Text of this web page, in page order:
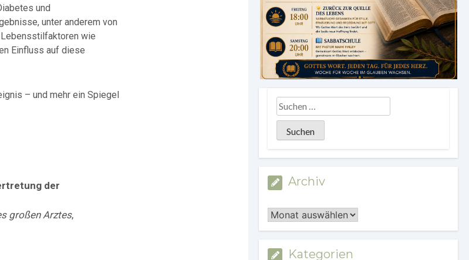
und
unter anderem von
wie
Einfluss auf diese
– und mehr ein Spiegel
der
großen Arztes,
Archiv
Archiv
Kategorien